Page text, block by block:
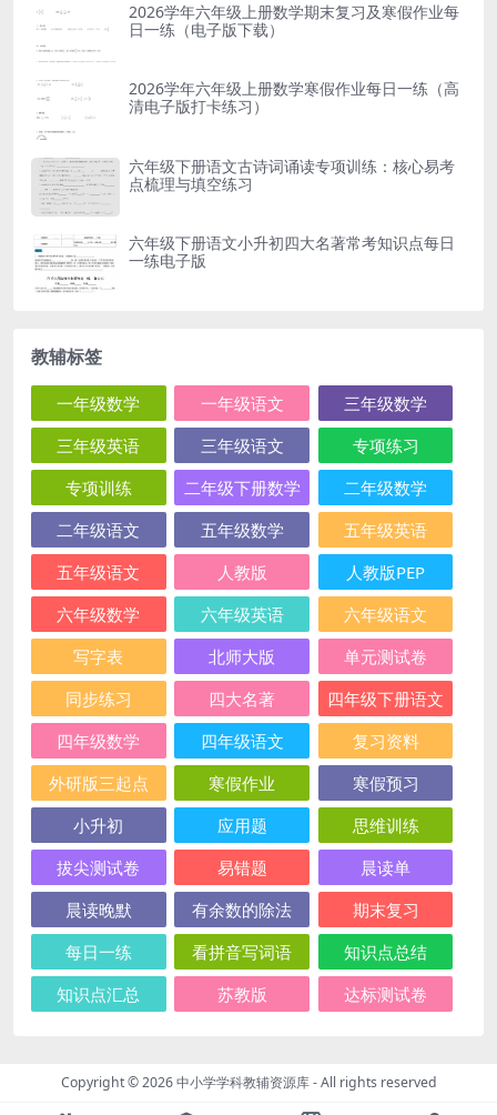
2026学年六年级上册数学期末复习及寒假作业每
日一练（电子版下载）
2026学年六年级上册数学寒假作业每日一练（高
清电子版打卡练习）
六年级下册语文古诗词诵读专项训练：核心易考
点梳理与填空练习
六年级下册语文小升初四大名著常考知识点每日
一练电子版
教辅标签
一年级数学 一年级语文
三年级数学
三年级英语
三年级语文
专项练习
专项训练
二年级下册数学
二年级数学
二年级语文
五年级数学
五年级英语
五年级语文
人教版
人教版PEP
六年级数学
六年级英语
六年级语文
写字表
北师大版
单元测试卷
同步练习
四大名著
四年级下册语文
四年级数学
四年级语文
复习资料
外研版三起点
寒假作业
寒假预习
小升初
应用题
思维训练
拔尖测试卷
易错题
晨读单
晨读晚默
有余数的除法
期末复习
每日一练
看拼音写词语
知识点总结
知识点汇总
苏教版 达标测试卷
Copyright © 2026中小学学科教辅资源库- All rights reserved